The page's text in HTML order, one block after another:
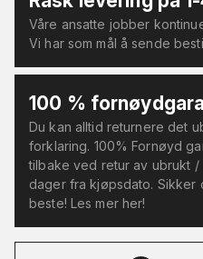
Våre ansatte jobber
Vi har som mål å sende
100 %
Du kan alltid returnere det
forklaring. 100% Fornøyd
tilbake ved retur av ubrukt
dager fra kjøpsdato. Sikker
beste! Les mer her!